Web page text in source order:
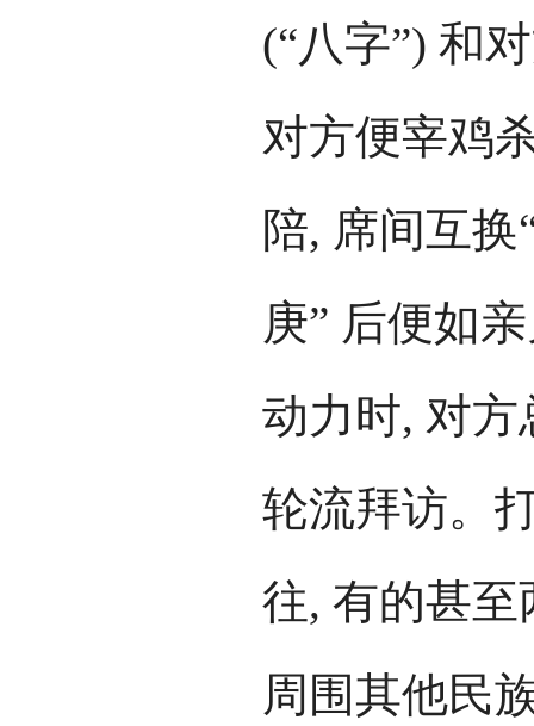
(“八字”) 和
对方便宰鸡
陪, 席间互
庚” 后便如
动力时, 对
轮流拜访。
往, 有的甚
周围其他民